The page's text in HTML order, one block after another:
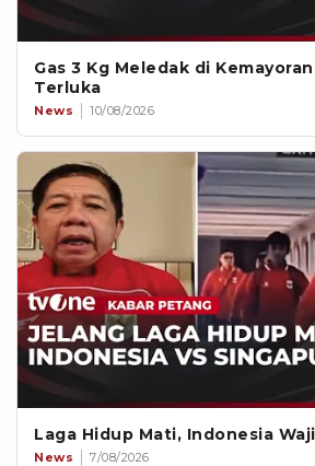
Gas 3 Kg Meledak di
Terluka
News 10/08/2026
Laga Hidup Mati, Indonesia
News 7/08/2026